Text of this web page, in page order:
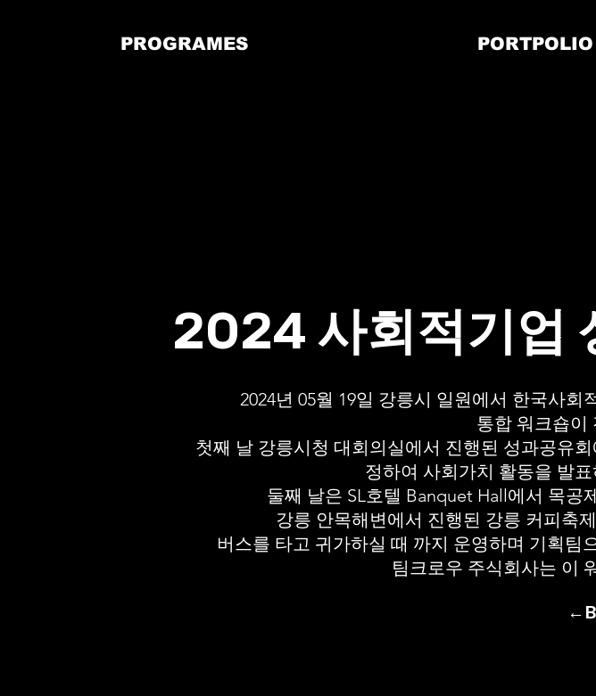
PROGRAMES PORTPOLIO
2024 사회적기업
2024년 05월 19일 강릉시 일원에서 한국사회
통합 워크숍이
첫째 날 강릉시청 대회의실에서 진행된 성과공유
정하여 사회가치 활동을 발
둘째 날은 SL호텔 Banquet Hall에서 목
강릉 안목해변에서 진행된 강릉 커피축
버스를 타고 귀가하실 때 까지 운영하며 기획팀
팀크로우 주식회사는 이